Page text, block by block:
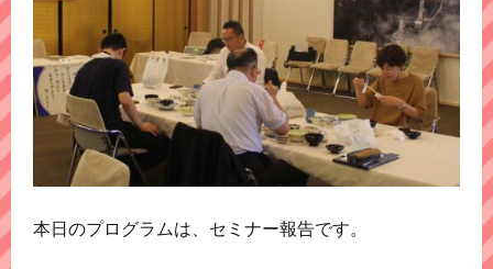
本日のプログラムは、セミナー報告です。